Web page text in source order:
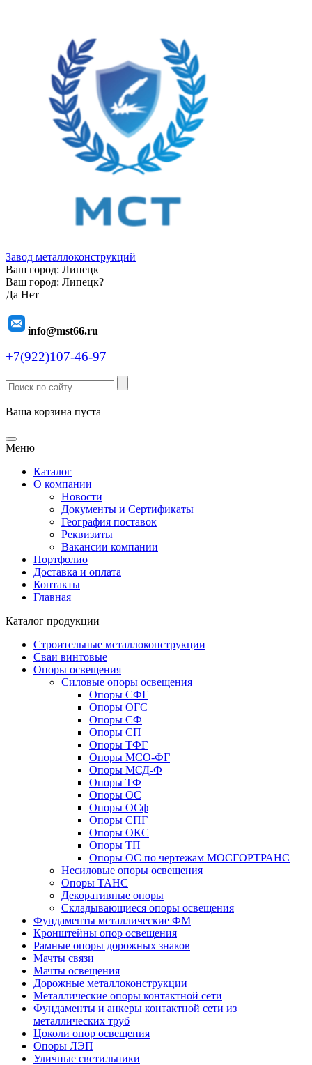
Завод металлоконструкций
Ваш город: Липецк
Ваш город: Липецк?
Да Нет
info@mst66.ru
+7(922)107-46-97
Ваша корзина пуста
Меню
Каталог
О компании
Новости
Документы и Сертификаты
География поставок
Реквизиты
Вакансии компании
Портфолио
Доставка и оплата
Контакты
Главная
Каталог продукции
Строительные металлоконструкции
Сваи винтовые
Опоры освещения
Силовые опоры освещения
Опоры СФГ
Опоры ОГС
Опоры СФ
Опоры СП
Опоры ТФГ
Опоры МСО-ФГ
Опоры МСД-Ф
Опоры ТФ
Опоры ОС
Опоры ОСф
Опоры СПГ
Опоры ОКС
Опоры ТП
Опоры ОС по чертежам МОСГОРТРАНС
Несиловые опоры освещения
Опоры ТАНС
Декоративные опоры
Складывающиеся опоры освещения
Фундаменты металлические ФМ
Кронштейны опор освещения
Рамные опоры дорожных знаков
Мачты связи
Мачты освещения
Дорожные металлоконструкции
Металлические опоры контактной сети
Фундаменты и анкеры контактной сети из
металлических труб
Цоколи опор освещения
Опоры ЛЭП
Уличные светильники